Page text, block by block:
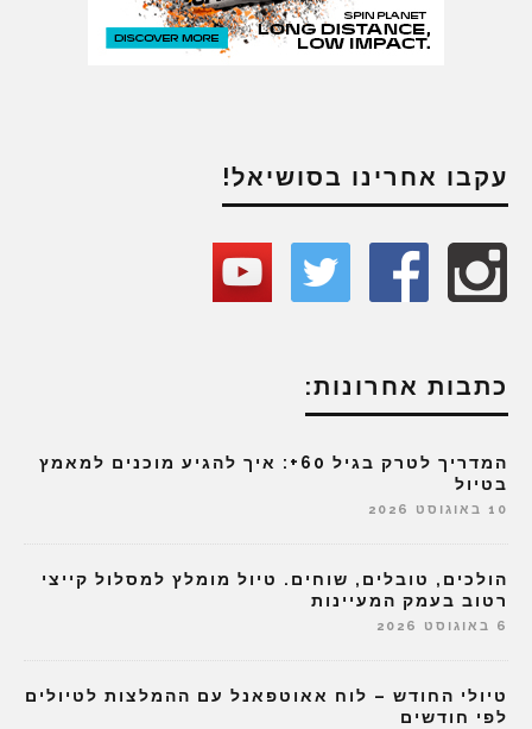
עקבו אחרינו בסושיאל!
כתבות אחרונות:
המדריך לטרק בגיל 60+: איך להגיע מוכנים למאמץ
בטיול
10 באוגוסט 2026
הולכים, טובלים, שוחים. טיול מומלץ למסלול קייצי
רטוב בעמק המעיינות
6 באוגוסט 2026
טיולי החודש – לוח אאוטפאנל עם ההמלצות לטיולים
לפי חודשים